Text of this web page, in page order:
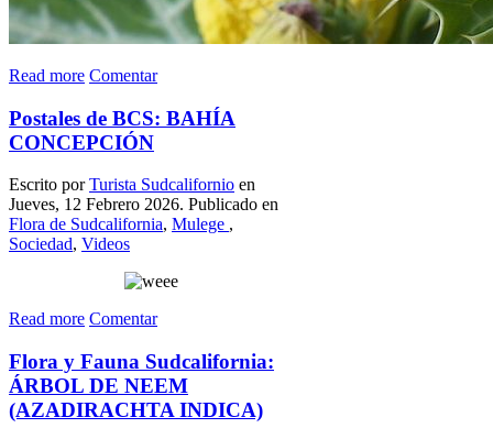
Read more Comentar
Postales de BCS: BAHÍA
CONCEPCIÓN
Escrito porTurista Sudcalifornio en
Jueves, 12 Febrero 2026. Publicado en
Flora de Sudcalifornia, Mulege ,
Sociedad, Videos
Read more Comentar
Flora y Fauna Sudcalifornia:
ÁRBOL DE NEEM
(AZADIRACHTA INDICA)